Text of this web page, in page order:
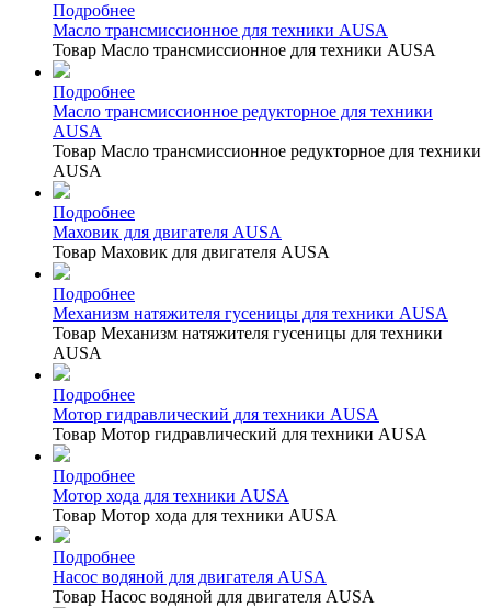
Подробнее
Масло трансмиссионное для техники AUSA
Товар Масло трансмиссионное для техники AUSA
Подробнее
Масло трансмиссионное редукторное для техники
AUSA
Товар Масло трансмиссионное редукторное для техники
AUSA
Подробнее
Маховик для двигателя AUSA
Товар Маховик для двигателя AUSA
Подробнее
Механизм натяжителя гусеницы для техники AUSA
Товар Механизм натяжителя гусеницы для техники
AUSA
Подробнее
Мотор гидравлический для техники AUSA
Товар Мотор гидравлический для техники AUSA
Подробнее
Мотор хода для техники AUSA
Товар Мотор хода для техники AUSA
Подробнее
Насос водяной для двигателя AUSA
Товар Насос водяной для двигателя AUSA